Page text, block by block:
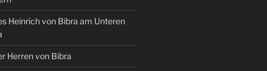
Heinrich von Bibra am Unteren
Herren von Bibra